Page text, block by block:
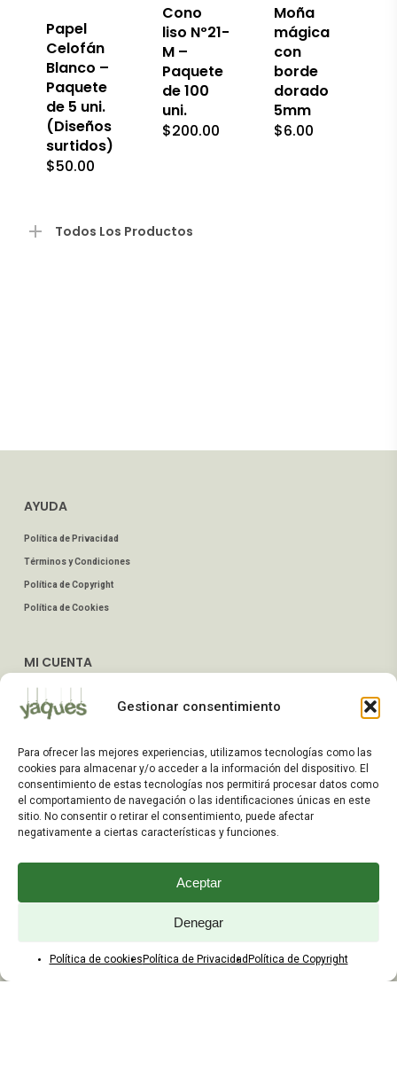
Gestionar consentimiento
Para ofrecer las mejores experiencias, utilizamos tecnologías como las
cookies para almacenar y/o acceder a la información del dispositivo. El
consentimiento de estas tecnologías nos permitirá procesar datos como
el comportamiento de navegación o las identificaciones únicas en este
sitio. No consentir o retirar el consentimiento, puede afectar
negativamente a ciertas características y funciones.
Aceptar
Denegar
Política de cookies Política de Privacidad Política de Copyright
Papel
Celofán
Blanco –
Paquete
de 5 uni.
(Diseños
surtidos)
$50.00
Cono
liso Nº21-
M –
Paquete
de 100
uni.
$200.00
Las
pueden
elegir
página
Moña
mágica
con
borde
dorado
5mm
$6.00
Todos Los Productos
AYUDA
Política de Privacidad
Términos y Condiciones
Política de Copyright
Política de Cookies
MI CUENTA
Dirección de Envío
Preguntas Frecuentes
ATENCIÓN AL CLIENTE